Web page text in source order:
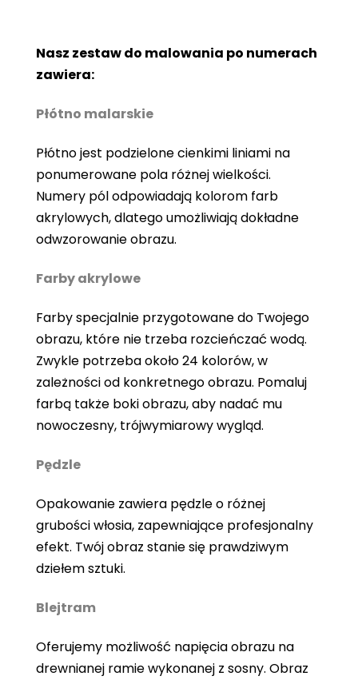
Nasz zestaw do malowania po numerach
zawiera:
Płótno malarskie
Płótno jest podzielone cienkimi liniami na
ponumerowane pola różnej wielkości.
Numery pól odpowiadają kolorom farb
akrylowych, dlatego umożliwiają dokładne
odwzorowanie obrazu.
Farby akrylowe
Farby specjalnie przygotowane do Twojego
obrazu, które nie trzeba rozcieńczać wodą.
Zwykle potrzeba około 24 kolorów, w
zależności od konkretnego obrazu. Pomaluj
farbą także boki obrazu, aby nadać mu
nowoczesny, trójwymiarowy wygląd.
Pędzle
Opakowanie zawiera pędzle o różnej
grubości włosia, zapewniające profesjonalny
efekt. Twój obraz stanie się prawdziwym
dziełem sztuki.
Blejtram
Oferujemy możliwość napięcia obrazu na
drewnianej ramie wykonanej z sosny. Obraz